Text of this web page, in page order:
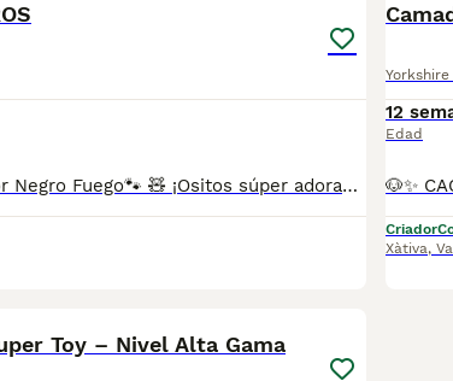
🐾Preciosos Yorkshire color Negro Fuego🐾 🧸 ¡Ositos súper adorables y juguetones disponibles listos para entregar! 🥰 • Color negro fuego, el color más representativo de esta preciosa raza. • Se entregan a partir de los 2 meses • Vacunados, desparasitados, con cartilla y revisión veterinaria ✅ • Envío vídeos por WhatsApp individualmente de cada cachorro📱 • Posibilidad de venir a verlos sin compromiso, entrega en mano en provincia de Murcia y alrededores, también se pueden enviar a toda España 🚚💛 (FOTOS REALES DE MIS CACHORROS NADA DE FOTOS SACADAS DE INTERNET NI MULTICRIADEROS, CACHORROS NACIDOS EN CASA Y CRIADOS CON TODO EL AMOR Y CARIÑO DEL MUNDO) RESERVA MÍNIMA 200€ ¡Te enamorarás de su ternura desde el primer momento! 💖 📞 ATIENDO WHATSAPP Y LLAMADAS ☎️
12
Edad
Criador
Xàtiva,
Toy – Nivel Alta Gama